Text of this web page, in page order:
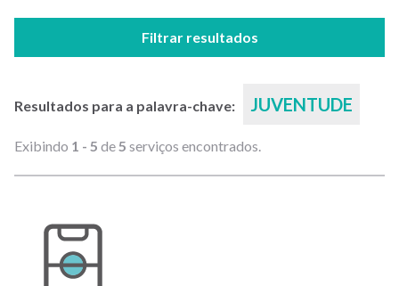
Filtrar resultados
Resultados para a palavra-chave: JUVENTUDE
Exibindo 1 - 5 de5 serviços encontrados.